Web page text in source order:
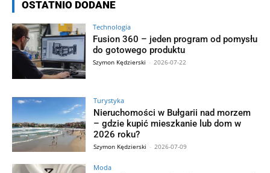
OSTATNIO DODANE
Technologia
Fusion 360 – jeden program od pomysłu
do gotowego produktu
Szymon Kędzierski - 2026-07-22
Turystyka
Nieruchomości w Bułgarii nad morzem
– gdzie kupić mieszkanie lub dom w
2026 roku?
Szymon Kędzierski - 2026-07-09
Moda